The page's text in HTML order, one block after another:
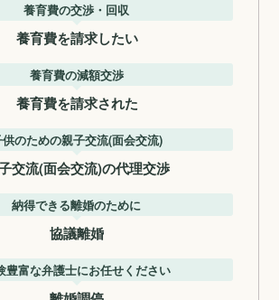
養育費の交渉・回収
養育費を請求したい
養育費の減額交渉
養育費を請求された
のための親子交流(面会交流)
交流(面会交流)の代理交渉
納得できる離婚のために
協議離婚
豊富な弁護士にお任せください